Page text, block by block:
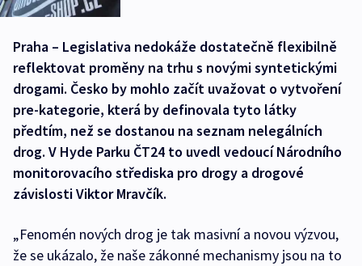
Praha – Legislativa nedokáže dostatečně flexibilně
reflektovat proměny na trhu s novými syntetickými
drogami. Česko by mohlo začít uvažovat o vytvoření
pre-kategorie, která by definovala tyto látky
předtím, než se dostanou na seznam nelegálních
drog. V Hyde Parku ČT24 to uvedl vedoucí Národního
monitorovacího střediska pro drogy a drogové
závislosti Viktor Mravčík.
„Fenomén nových drog je tak masivní a novou výzvou,
že se ukázalo, že naše zákonné mechanismy jsou na to